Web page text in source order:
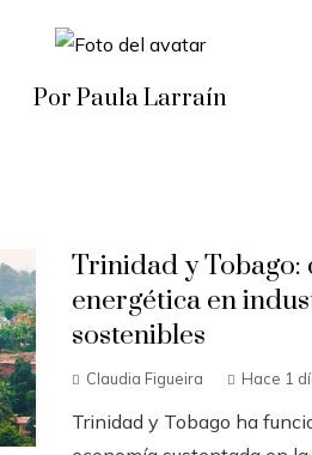
Por Paula Larraín
Trinidad y
energética en
sostenibles
Claudia Figueira Hace 1
Trinidad y Tobago ha